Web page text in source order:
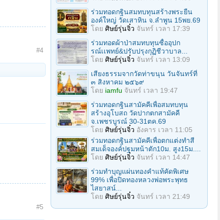
#4
#5
ร่วมทอดกฐินสมทบทุนสร้างพระยืน
องค์ใหญ่ วัดเสาหิน จ.ลําพูน 15พย.69
โดย ศิษย์รุ่นจิ๋ว จันทร์ เวลา 17:39
ร่วมทอดผ้าป่าสมทบทุนซื้ออุปก
รณ์เเพทย์&ปรับปรุงกุฏิชีวาบาล...
โดย ศิษย์รุ่นจิ๋ว จันทร์ เวลา 13:09
เสียงธรรมจากวัดท่าขนุน วันจันทร์ที่
๓ สิงหาคม ๒๕๖๙
โดย iamfu จันทร์ เวลา 19:47
ร่วมทอดกฐินสามัคคีเพื่อสมทบทุน
สร้างอุโบสถ วัดปากตกสามัคคี
จ.เพชรบูรณ์ 30-31ตค.69
โดย ศิษย์รุ่นจิ๋ว อังคาร เวลา 11:05
ร่วมทอดกฐินสามัคคีเพื่อตกแต่งทำสี
สมเด็จองค์ปฐมหน้าตัก10ม. สูง15ม....
โดย ศิษย์รุ่นจิ๋ว จันทร์ เวลา 14:47
ร่วมทําบุญแผ่นทองคำแท้คัดพิเศษ
99% เพื่อปิดทองหลวงพ่อพระพุทธ
ไสยาสน์...
โดย ศิษย์รุ่นจิ๋ว จันทร์ เวลา 21:49